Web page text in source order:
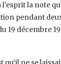
la note
pendant
19 décembre